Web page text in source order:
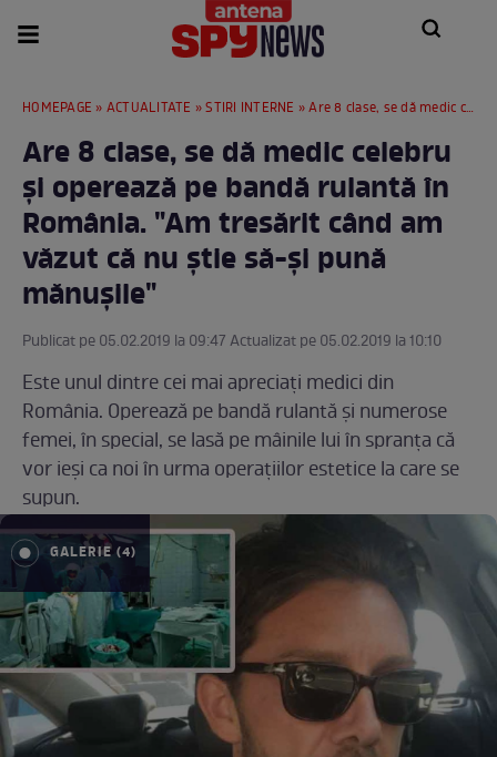
HOMEPAGE » ACTUALITATE »STIRI INTERNE » Are 8 clase, se dă medic celebru şi operează pe bandă rulantă în România. "Am tresărit când am văzut că nu știe să-și pună mănușile"
Are 8 clase, se dă medic celebru
şi operează pe bandă rulantă în
România. "Am tresărit când am
văzut că nu știe să-și pună
mănușile"
Publicat pe 05.02.2019 la 09:47 Actualizat pe 05.02.2019 la 10:10
Este unul dintre cei mai apreciaţi medici din
România. Operează pe bandă rulantă şi numerose
femei, în special, se lasă pe mâinile lui în spranţa că
vor ieşi ca noi în urma operaţiilor estetice la care se
supun.
GALERIE (4)